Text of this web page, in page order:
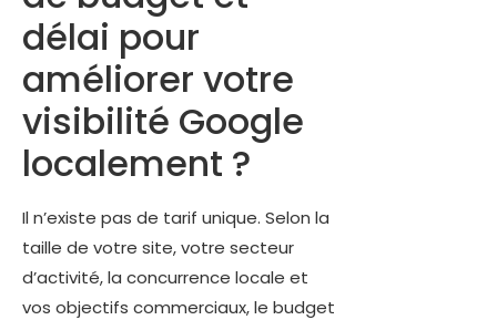
délai pour
améliorer votre
visibilité Google
localement ?
Il n’existe pas de tarif unique. Selon la
taille de votre site, votre secteur
d’activité, la concurrence locale et
vos objectifs commerciaux, le budget